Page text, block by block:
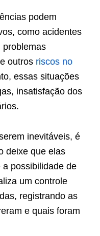
podem
como acidentes
problemas
outros riscos no
essas situações
insatisfação dos
inevitáveis, é
deixe que elas
possibilidade de
um controle
registrando as
e quais foram